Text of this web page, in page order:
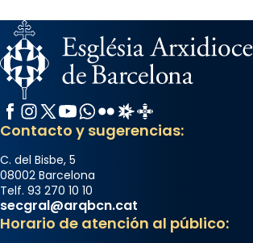
Facebook
Instagram
X / Twitter
YouTube
WhatsApp
FlickrRadio Estel
Catalunya
Contacto y sugerencias:
C. del Bisbe, 5
08002 Barcelona
Telf. 93 270 10 10
secgral@arqbcn.cat
Horario de atención al público: